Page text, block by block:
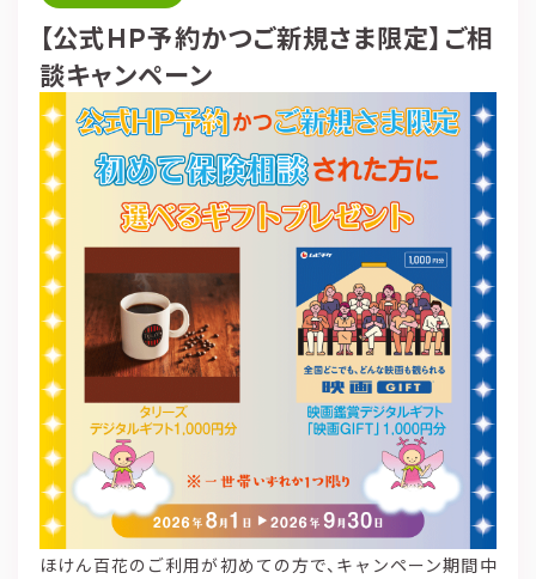
【公式HP予約かつご新規さま限定】ご相
談キャンペーン
ほけん百花のご利用が初めての方で、キャンペーン期間中